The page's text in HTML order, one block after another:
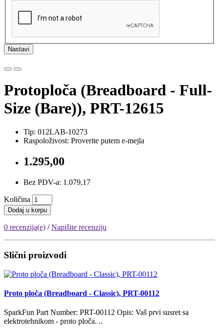
Nastavi
Protoploča (Breadboard - Full-
Size (Bare)), PRT-12615
Tip: 012LAB-10273
Raspoloživost: Proverite putem e-mejla
1.295,00
Bez PDV-a: 1.079,17
Količina
Dodaj u korpu
0 recenzija(e) /Napišite recenziju
Slični proizvodi
Proto ploča (Breadboard - Classic), PRT-00112
SparkFun Part Number: PRT-00112 Opis: Vaš prvi susret sa
elektrotehnikom - proto ploča. ..